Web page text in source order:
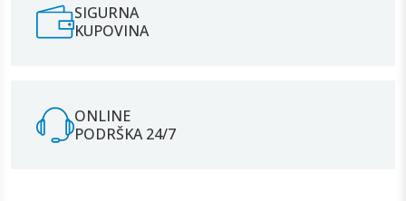
SIGURNA
KUPOVINA
ONLINE
PODRŠKA 24/7